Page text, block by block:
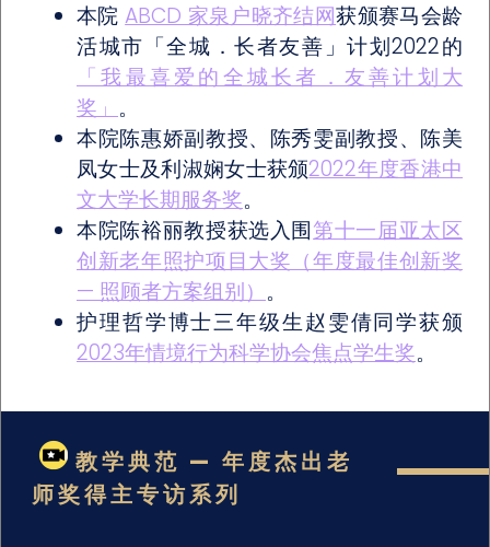
本院ABCD 家泉户晓齐结网获颁赛马会龄
活城市「全城．长者友善」计划2022的
「我最喜爱的全城长者．友善计划大
奖」 。
本院陈惠娇副教授、陈秀雯副教授、陈美
凤女士及利淑娴女士获颁2022年度香港中
文大学长期服务奖。
本院陈裕丽教授获选入围第十一届亚太区
创新老年照护项目大奖（年度最佳创新奖
— 照顾者方案组别） 。
护理哲学博士三年级生赵雯倩同学获颁
2023年情境行为科学协会焦点学生奖。
教学典范 — 年度杰出老
师奖得主专访系列